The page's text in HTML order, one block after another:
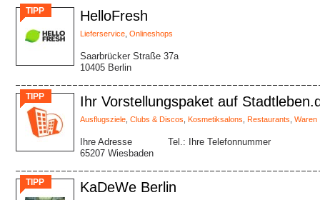
TIPP HelloFresh
Lieferservice Onlineshops
Saarbrücker Straße 37a
10405 Berlin
TIPP Ihr Vorstellungspaket auf
Ausflugsziele Clubs & Discos Kosmetiksalons Restaurants Waren
Ihre Adresse
65207 Wiesbaden
Tel.: Ihre Telefonnummer
TIPP KaDeWe Berlin